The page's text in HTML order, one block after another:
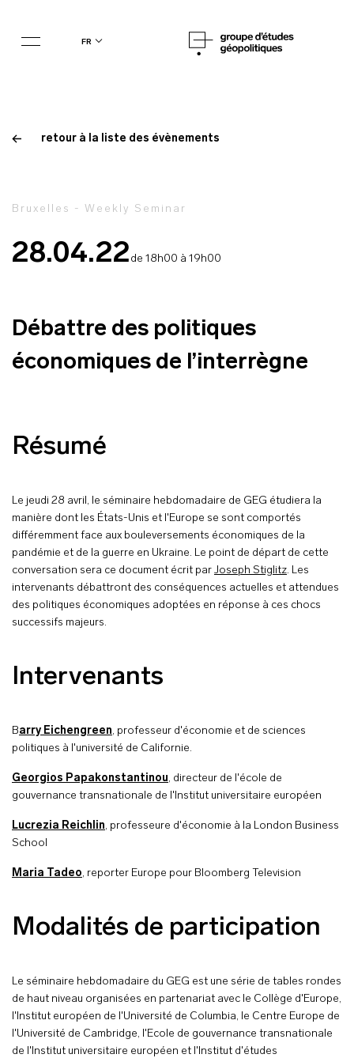
fr
retour à la liste des évènements
28.04.22 de 18h00 à 19h00
Bruxelles - Weekly Seminar
Débattre des politiques
économiques de l’interrègne
Résumé
Le jeudi 28 avril, le séminaire hebdomadaire de GEG étudiera la
manière dont les États-Unis et l'Europe se sont comportés
différemment face aux bouleversements économiques de la
pandémie et de la guerre en Ukraine. Le point de départ de cette
conversation sera ce document écrit par Joseph Stiglitz. Les
intervenants débattront des conséquences actuelles et attendues
des politiques économiques adoptées en réponse à ces chocs
successifs majeurs.
Intervenants
Barry Eichengreen, professeur d'économie et de sciences
politiques à l'université de Californie.
Georgios Papakonstantinou, directeur de l'école de
gouvernance transnationale de l'Institut universitaire européen
Lucrezia Reichlin, professeure d'économie à la London Business
School
Maria Tadeo, reporter Europe pour Bloomberg Television
Modalités de participation
Le séminaire hebdomadaire du GEG est une série de tables rondes
de haut niveau organisées en partenariat avec le Collège d'Europe,
l'Institut européen de l'Université de Columbia, le Centre Europe de
l'Université de Cambridge, l'Ecole de gouvernance transnationale
de l'Institut universitaire européen et l'Institut d'études